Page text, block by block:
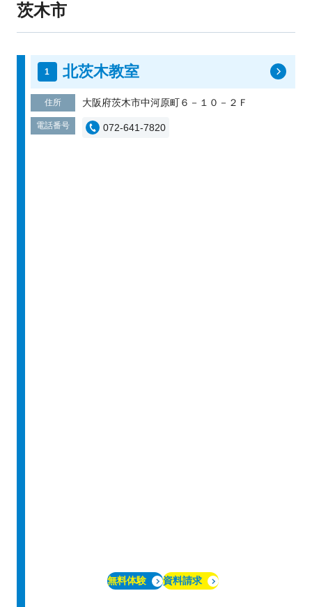
茨木市
北茨木教室
住所 大阪府茨木市中河原町６－１０－２Ｆ
電話番号 072-641-7820
無料体験 資料請求